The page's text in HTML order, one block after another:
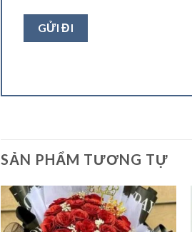
SẢN PHẨM TƯƠNG TỰ